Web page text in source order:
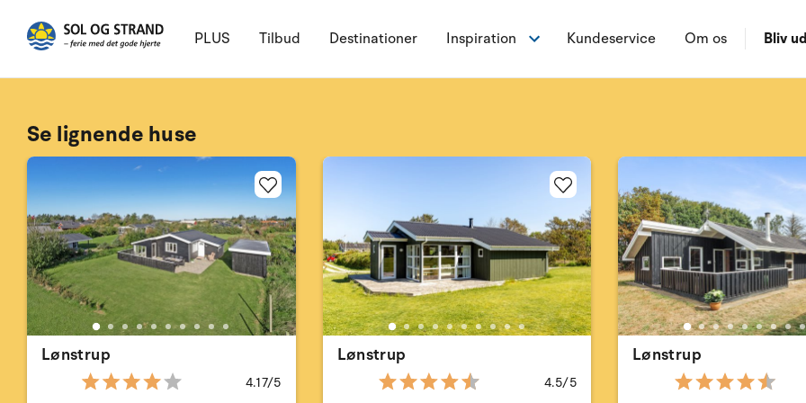
PLUS Tilbud Destinationer Inspiration Kundeservice Om os Bliv
Se lignende huse
Lønstrup
4.17/5
Lønstrup
4.5/5
Lønstrup